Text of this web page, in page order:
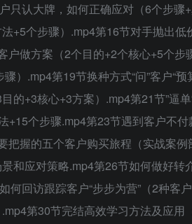
只认大牌，如何正确应对（6个步
+5个步骤）.mp4第16节对手抛出
户做方案（2个目的+2个核心+5个
骤）.mp4第19节换种方式“问”客户“
的+3核心+3方案）.mp4第21节”逼
+15个步骤.mp4第23节遇到客户不
把握的五个客户购买旅程（实战案
和应对策略.mp4第26节如何做好转
何回访跟踪客户“步步为营”（2种
第30节完结高效学习方法及应